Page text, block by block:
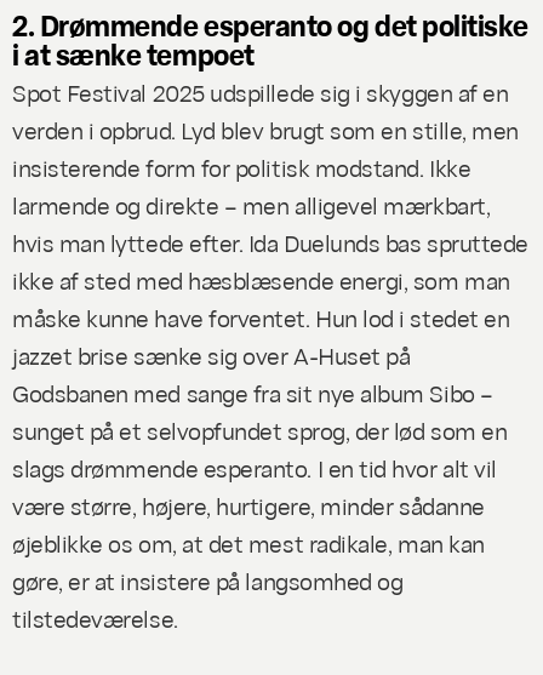
2. Drømmende esperanto og det politiske
i at sænke tempoet
Spot Festival 2025 udspillede sig i skyggen af en
verden i opbrud. Lyd blev brugt som en stille, men
insisterende form for politisk modstand. Ikke
larmende og direkte – men alligevel mærkbart,
hvis man lyttede efter. Ida Duelunds bas spruttede
ikke af sted med hæsblæsende energi, som man
måske kunne have forventet. Hun lod i stedet en
jazzet brise sænke sig over A-Huset på
Godsbanen med sange fra sit nye album Sibo –
sunget på et selvopfundet sprog, der lød som en
slags drømmende esperanto. I en tid hvor alt vil
være større, højere, hurtigere, minder sådanne
øjeblikke os om, at det mest radikale, man kan
gøre, er at insistere på langsomhed og
tilstedeværelse.